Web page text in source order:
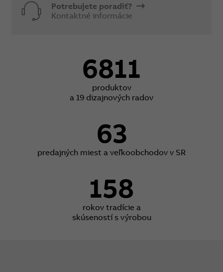
Potrebujete poradiť?
Kontaktné informácie
6811
produktov
a 19 dizajnových radov
63
predajných miest a veľkoobchodov v SR
158
rokov tradície a
skúseností s výrobou